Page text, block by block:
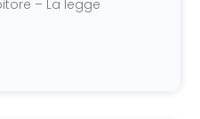
– La legge